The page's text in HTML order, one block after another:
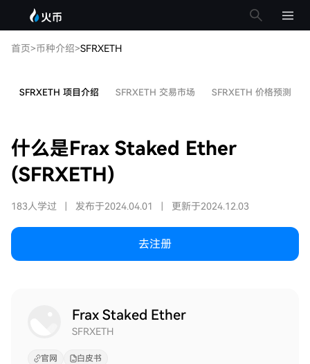
首页>币种介绍>SFRXETH
SFRXETH 项目介绍 SFRXETH 交易市场 SFRXETH 价格预测
什么是Frax Staked Ether
(SFRXETH)
183人学过 发布于2024.04.01 更新于2024.12.03
去注册
Frax Staked Ether
SFRXETH
官网 白皮书